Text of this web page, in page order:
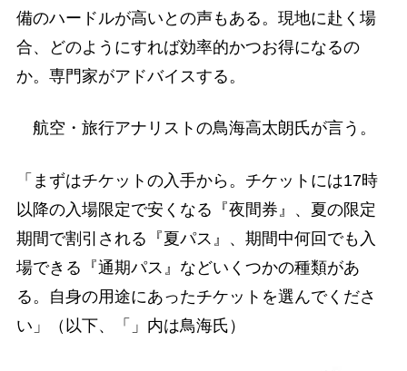
備のハードルが高いとの声もある。現地に赴く場
合、どのようにすれば効率的かつお得になるの
か。専門家がアドバイスする。
航空・旅行アナリストの鳥海高太朗氏が言う。
「まずはチケットの入手から。チケットには17時
以降の入場限定で安くなる『夜間券』、夏の限定
期間で割引される『夏パス』、期間中何回でも入
場できる『通期パス』などいくつかの種類があ
る。自身の用途にあったチケットを選んでくださ
い」（以下、「」内は鳥海氏）